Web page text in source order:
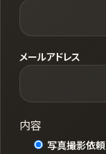
メールアドレス
内容
写真撮影依頼